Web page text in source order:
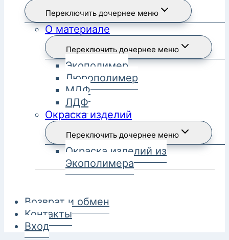
Переключить дочернее меню
О материале
Переключить дочернее меню
Экополимер
Дюрополимер
МДФ
ЛДФ
Окраска изделий
Переключить дочернее меню
Окраска изделий из
Экополимера
Возврат и обмен
Контакты
Вход